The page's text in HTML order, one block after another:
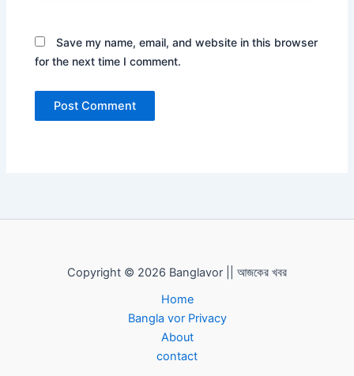
Save my name, email, and website in this browser
for the next time I comment.
Copyright © 2026 Banglavor || আজকের খবর
Home
Bangla vor Privacy
About
contact